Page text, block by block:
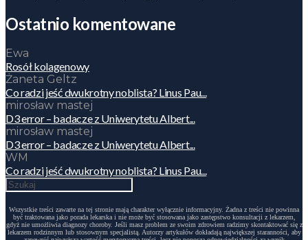
Ostatnio komentowane
Ewa
Rosół kolagenowy
Żaneta Geltz
Co radzi jeść dwukrotny noblista? Linus Pau...
mirosław mastej
D3 error – badacze z Uniwerytetu Albert...
mirosław mastej
D3 error – badacze z Uniwerytetu Albert...
WM
Co radzi jeść dwukrotny noblista? Linus Pau...
Wszystkie treści zawarte na tej stronie mają charakter wyłącznie informacyjny. Żadna z treści nie powinna
być traktowana jako porada lekarska i nie może być stosowana jako zastępstwo konsultacji z lekarzem,
gdyż nie umożliwia diagnozy choroby. Jeśli masz problem ze swoim zdrowiem radzimy skontaktować się z
lekarzem rodzinnym lub stosownym specjalistą. Autorzy artykułów dokładają największej staranności, aby